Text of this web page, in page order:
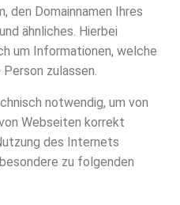
den Domainnamen Ihres
ähnliches. Hierbei
um Informationen, welche
zulassen.
notwendig, um von
Webseiten korrekt
des Internets
zu folgenden